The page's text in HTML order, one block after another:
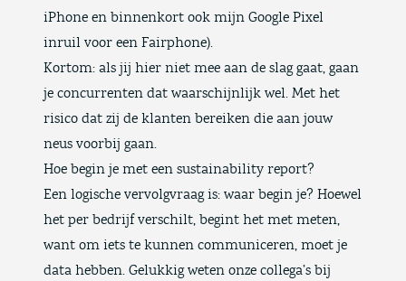
iPhone en binnenkort ook mijn Google Pixel
inruil voor een Fairphone).
Kortom: als jij hier niet mee aan de slag gaat, gaan
je concurrenten dat waarschijnlijk wel. Met het
risico dat zij de klanten bereiken die aan jouw
neus voorbij gaan.
Hoe begin je met een sustainability report?
Een logische vervolgvraag is: waar begin je? Hoewel
het per bedrijf verschilt, begint het met meten,
want om iets te kunnen communiceren, moet je
data hebben. Gelukkig weten onze collega’s bij